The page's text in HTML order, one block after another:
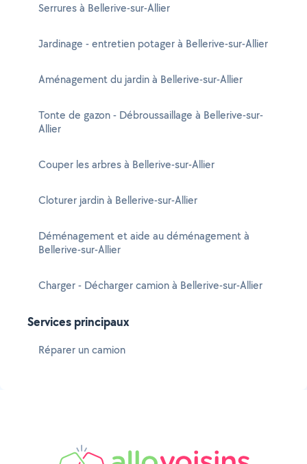
Serrures à Bellerive-sur-Allier
Jardinage - entretien potager à Bellerive-sur-Allier
Aménagement du jardin à Bellerive-sur-Allier
Tonte de gazon - Débroussaillage à Bellerive-sur-
Allier
Couper les arbres à Bellerive-sur-Allier
Cloturer jardin à Bellerive-sur-Allier
Déménagement et aide au déménagement à
Bellerive-sur-Allier
Charger - Décharger camion à Bellerive-sur-Allier
Services principaux
Réparer un camion